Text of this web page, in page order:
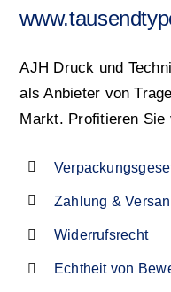
AJH Druck und
als Anbieter von
Markt. Profitieren Sie
Zahlung &
Widerrufsrecht
Echtheit von